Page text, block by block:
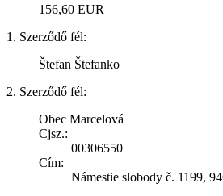
156,60 EUR
1. Szerződő fél:
Štefan Štefanko
2. Szerződő fél:
Obec Marcelová
Cjsz.:
00306550
Cím:
Námestie slobody č. 1199,